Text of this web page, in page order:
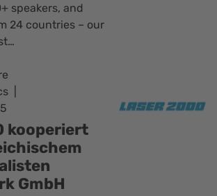
speakers, and
24 countries – our
kooperiert
GmbH